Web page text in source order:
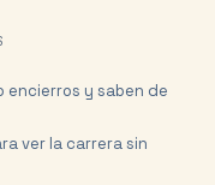
encierros y saben de
ver la carrera sin